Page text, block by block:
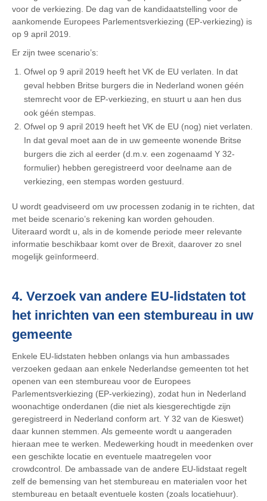
voor de verkiezing. De dag van de kandidaatstelling voor de
aankomende Europees Parlementsverkiezing (EP-verkiezing) is
op 9 april 2019.
Er zijn twee scenario’s:
Ofwel op 9 april 2019 heeft het VK de EU verlaten. In dat
geval hebben Britse burgers die in Nederland wonen géén
stemrecht voor de EP-verkiezing, en stuurt u aan hen dus
ook géén stempas.
Ofwel op 9 april 2019 heeft het VK de EU (nog) niet verlaten.
In dat geval moet aan de in uw gemeente wonende Britse
burgers die zich al eerder (d.m.v. een zogenaamd Y 32-
formulier) hebben geregistreerd voor deelname aan de
verkiezing, een stempas worden gestuurd.
U wordt geadviseerd om uw processen zodanig in te richten, dat
met beide scenario’s rekening kan worden gehouden.
Uiteraard wordt u, als in de komende periode meer relevante
informatie beschikbaar komt over de Brexit, daarover zo snel
mogelijk geïnformeerd.
4. Verzoek van andere EU-lidstaten tot
het inrichten van een stembureau in uw
gemeente
Enkele EU-lidstaten hebben onlangs via hun ambassades
verzoeken gedaan aan enkele Nederlandse gemeenten tot het
openen van een stembureau voor de Europees
Parlementsverkiezing (EP-verkiezing), zodat hun in Nederland
woonachtige onderdanen (die niet als kiesgerechtigde zijn
geregistreerd in Nederland conform art. Y 32 van de Kieswet)
daar kunnen stemmen. Als gemeente wordt u aangeraden
hieraan mee te werken. Medewerking houdt in meedenken over
een geschikte locatie en eventuele maatregelen voor
crowdcontrol. De ambassade van de andere EU-lidstaat regelt
zelf de bemensing van het stembureau en materialen voor het
stembureau en betaalt eventuele kosten (zoals locatiehuur).